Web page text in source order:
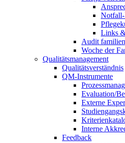
Links
Audit
Woche der
Qualitätsmanagement
Qualitätsverständnis
QM-Instrumente
Evaluation/
Externe
Interne
Feedback